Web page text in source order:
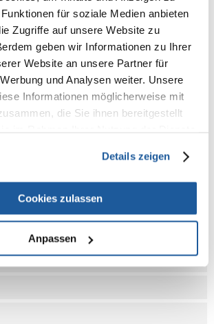
für soziale Medien anbieten
Zugriffe auf unsere Website zu
geben wir Informationen zu Ihrer
Website an unsere Partner für
und Analysen weiter. Unsere
Informationen möglicherweise mit
die Sie ihnen bereitgestellt
Details zeigen
Cookies zulassen
Anpassen
von Nahrung
zu Mund und Zahnfleisch
NEUE NACHRICHT
(FAQ)